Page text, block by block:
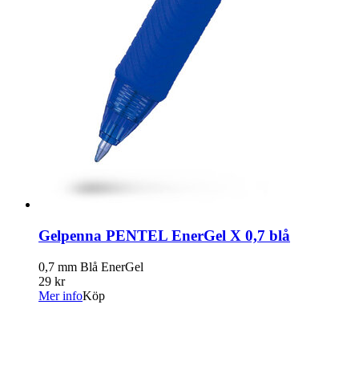
Gelpenna PENTEL EnerGel X 0,7 blå
0,7 mm Blå EnerGel
29 kr
Mer infoKöp